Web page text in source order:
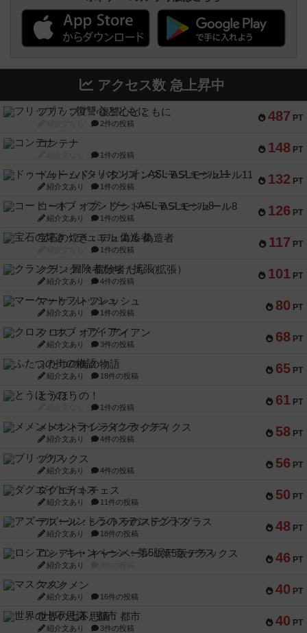
アクセス数 急上昇中
487 PT
フリップ７：復讐心とともに
2件の投稿
148 PT
コンテナ
1件の投稿
132 PT
ドゥームド・バタリオンズ：ASLモジュール11
紹介文あり 1件の投稿
126 PT
コード・オブ・ブシドー：ASLモジュール8
紹介文あり 1件の投稿
117 PT
宝石の煌き：デュエル 偽造者
1件の投稿
101 PT
クランク! ：冒険者たち（拡張）
紹介文あり 4件の投稿
80 PT
マーケットフレッシュ
紹介文あり 1件の投稿
68 PT
クロス・オブ・アイアン
紹介文あり 3件の投稿
65 PT
ふたつの街の物語
紹介文あり 18件の投稿
61 PT
とうほうの！
1件の投稿
58 PT
メメントオンラインタクティクス
紹介文あり 4件の投稿
56 PT
ブリックス
紹介文あり 4件の投稿
50 PT
ダグエイトチェス
紹介文あり 11件の投稿
48 PT
アズール：シントラのステンドグラス
紹介文あり 18件の投稿
46 PT
ロシアン・キャンペーン：第5版デラックス
紹介文あり
40 PT
マスクメン
紹介文あり 16件の投稿
40 PT
世界の七不思議：都市
紹介文あり 3件の投稿